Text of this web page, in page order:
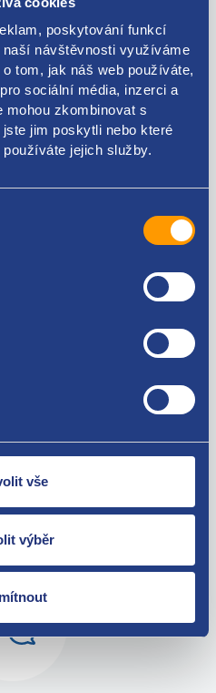
poskytování funkcí
návštěvnosti využíváme
tom, jak náš web používáte,
sociální média, inzerci a
mohou zkombinovat s
jim poskytli nebo které
jejich služby.
vše
výběr
2017 (facelift)
Vyřešíme to!
do 60 dnů od